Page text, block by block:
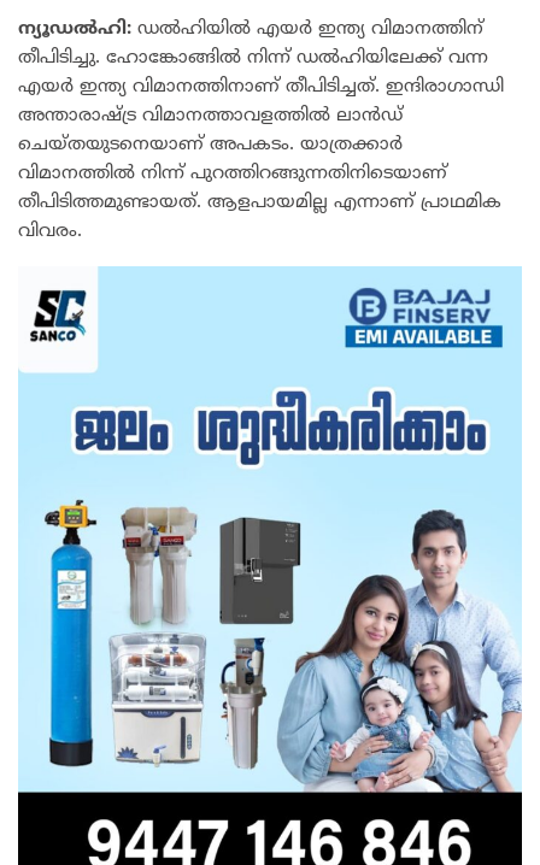
ന്യൂഡൽഹി: ഡൽഹിയിൽ എയർ ഇന്ത്യ വിമാനത്തിന്
തീപിടിച്ചു. ഹോങ്കോങ്ങിൽ നിന്ന് ഡൽഹിയിലേക്ക് വന്ന
എയർ ഇന്ത്യ വിമാനത്തിനാണ് തീപിടിച്ചത്. ഇന്ദിരാഗാന്ധി
അന്താരാഷ്ട്ര വിമാനത്താവളത്തിൽ ലാൻഡ്
ചെയ്തയുടനെയാണ് അപകടം. യാത്രക്കാർ
വിമാനത്തിൽ നിന്ന് പുറത്തിറങ്ങുന്നതിനിടെയാണ്
തീപിടിത്തമുണ്ടായത്. ആളപായമില്ല എന്നാണ് പ്രാഥമിക
വിവരം.